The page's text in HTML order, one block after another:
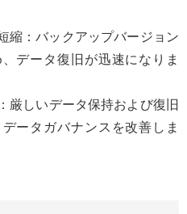
縮：バックアップバージョン
データ復旧が迅速になりま
厳しいデータ保持および復旧
ータガバナンスを改善しま